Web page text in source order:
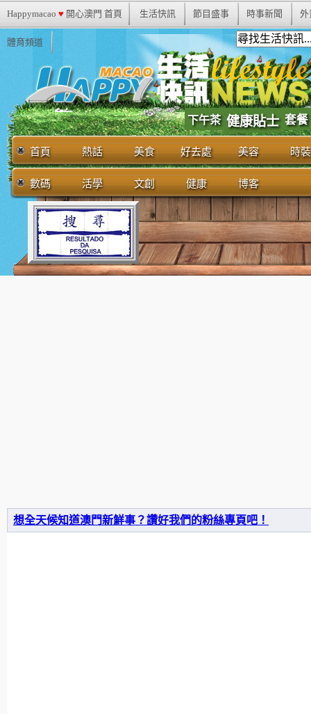
Happymacao ♥ 開心澳門 首頁 生活快訊 節目盛事 時事新聞 外
體育頻道
下午茶 健康貼士 套餐
首頁 熱話 美食 好去處 美容 時裝
數碼 活學 文創 健康 博客
想全天候知道澳門新鮮事？讚好我們的粉絲專頁吧！